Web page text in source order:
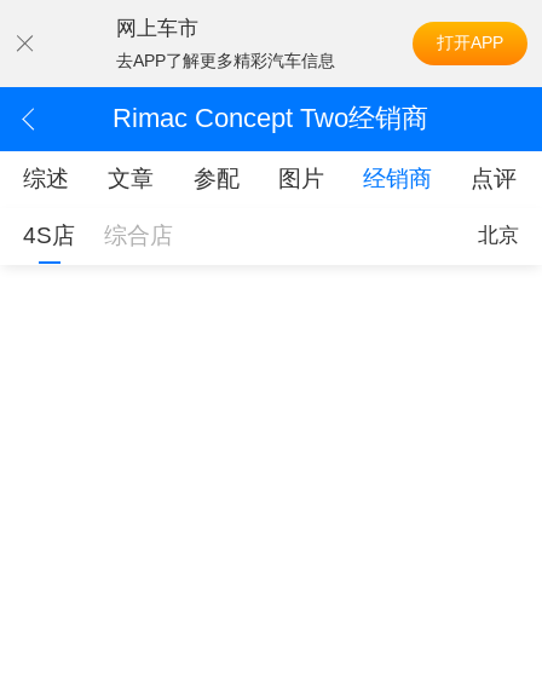
网上车市
去APP了解更多精彩汽车信息
打开APP
Rimac Concept Two经销商
综述 文章 参配 图片 经销商 点评
4S店 综合店 北京